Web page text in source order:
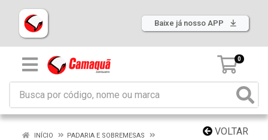
Baixe já nosso APP
0
VOLTAR
INÍCIO
PADARIA E SOBREMESAS